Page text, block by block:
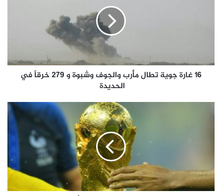
16 غارة جوية تطال مأرب والجوف وشبوة و 279 خرقاً في
الحديدة